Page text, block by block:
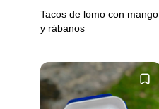
Tacos de lomo con mango
y rábanos